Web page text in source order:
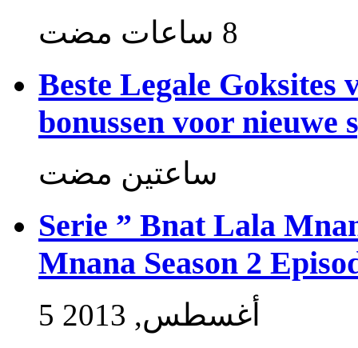
Beste Legale Goksites
bonussen voor nieuwe
‏ساعتين مضت
Serie ” Bnat Lala
Mnana Season 2
5 أغسطس, 2013